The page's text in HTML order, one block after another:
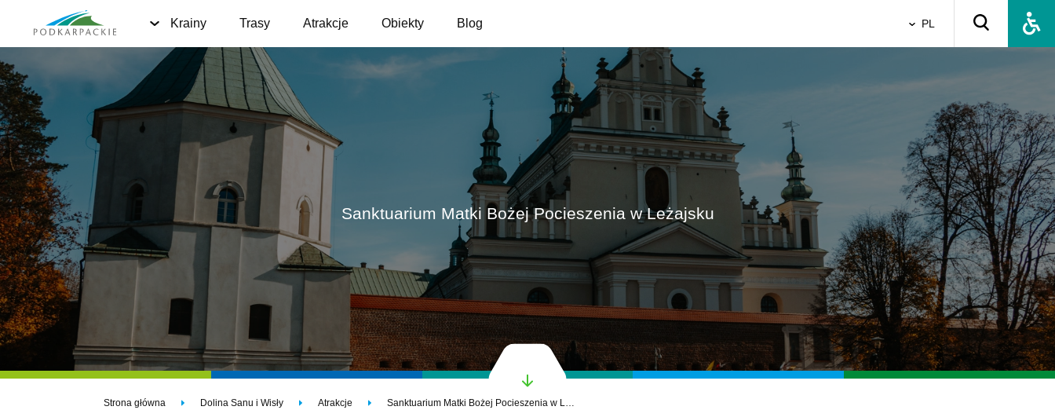
Krainy Trasy Atrakcje Obiekty Blog PL
Sanktuarium Matki Bożej Pocieszenia w Leżajsku
Strona główna Dolina Sanu i Wisły Atrakcje Sanktuarium Matki Bożej Pocieszenia w Leżajsku